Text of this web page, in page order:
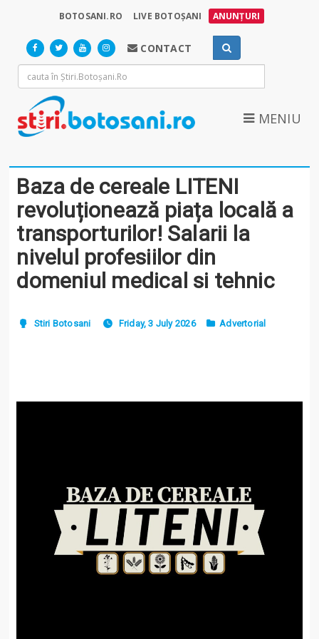
BOTOSANI.RO LIVE BOTOȘANI ANUNȚURI
CONTACT
MENIU
Baza de cereale LITENI
revoluționează piața locală a
transporturilor! Salarii la
nivelul profesiilor din
domeniul medical si tehnic
Stiri Botosani Friday, 3 July 2026 Advertorial